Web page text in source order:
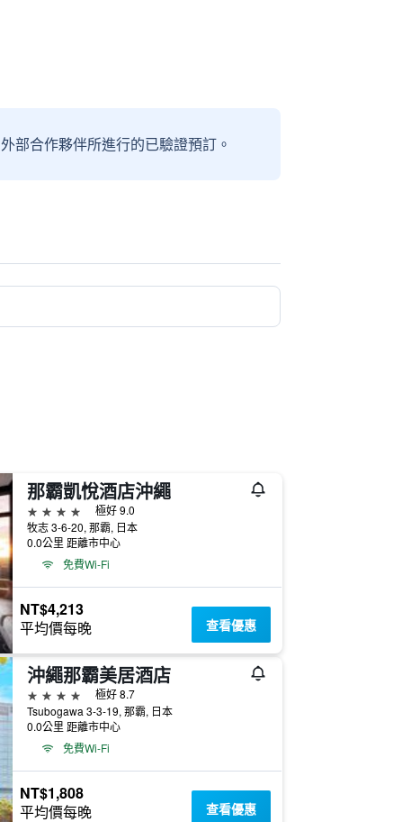
部合作夥伴所進行的已驗證預訂。
那霸凱悅酒店沖繩
4星級
極好 9.0
牧志 3-6-20, 那霸, 日本
0.0公里 距離市中心
免費Wi-Fi
NT$4,213
平均價每晚 查看優惠
沖繩那霸美居酒店
4星級
極好 8.7
Tsubogawa 3-3-19, 那霸, 日本
0.0公里 距離市中心
免費Wi-Fi
NT$1,808
平均價每晚 查看優惠